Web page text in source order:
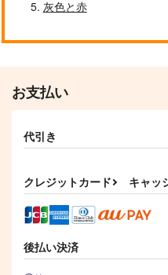
灰色と赤
お支払い
代引き
クレジットカード キャッ
後払い決済